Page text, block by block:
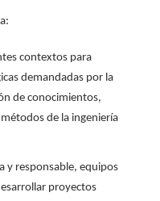
contextos para
demandadas por la
de conocimientos,
de la ingeniería
y responsable, equipos
proyectos